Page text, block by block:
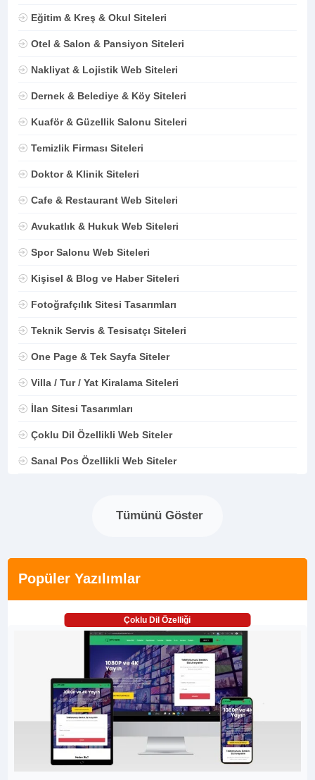
Eğitim & Kreş & Okul Siteleri
Otel & Salon & Pansiyon Siteleri
Nakliyat & Lojistik Web Siteleri
Dernek & Belediye & Köy Siteleri
Kuaför & Güzellik Salonu Siteleri
Temizlik Firması Siteleri
Doktor & Klinik Siteleri
Cafe & Restaurant Web Siteleri
Avukatlık & Hukuk Web Siteleri
Spor Salonu Web Siteleri
Kişisel & Blog ve Haber Siteleri
Fotoğrafçılık Sitesi Tasarımları
Teknik Servis & Tesisatçı Siteleri
One Page & Tek Sayfa Siteler
Villa / Tur / Yat Kiralama Siteleri
İlan Sitesi Tasarımları
Çoklu Dil Özellikli Web Siteler
Sanal Pos Özellikli Web Siteler
Tümünü Göster
Popüler Yazılımlar
Çoklu Dil Özelliği